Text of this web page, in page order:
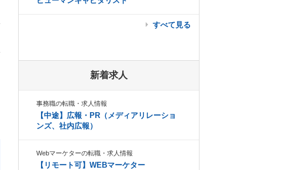
すべて見る
新着求人
事務職の転職・求人情報
【中途】広報・PR（メディアリレーショ
ンズ、社内広報）
Webマーケターの転職・求人情報
【リモート可】WEBマーケター